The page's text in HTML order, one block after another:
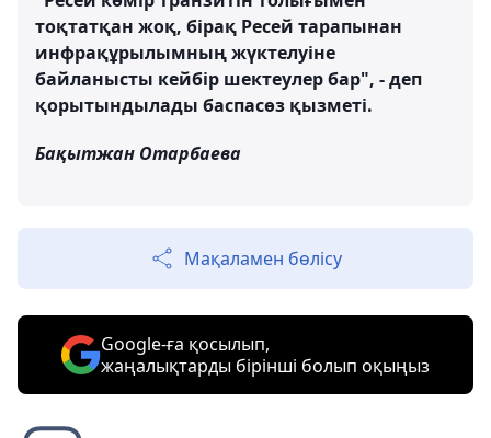
тоқтатқан жоқ, бірақ Ресей тарапынан
инфрақұрылымның жүктелуіне
байланысты кейбір шектеулер бар", - деп
қорытындылады баспасөз қызметі.
Бақытжан Отарбаева
Мақаламен бөлісу
Google-ға қосылып,
жаңалықтарды бірінші болып оқыңыз